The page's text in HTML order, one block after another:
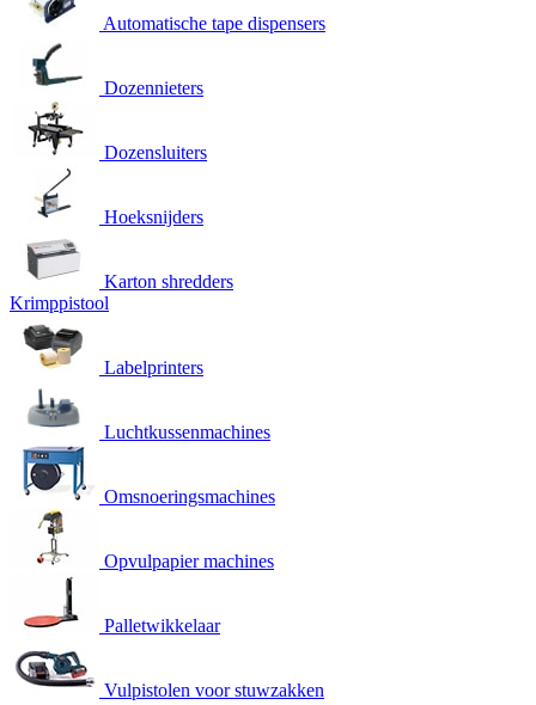
Automatische tape dispensers
Dozennieters
Dozensluiters
Hoeksnijders
Karton shredders
Krimppistool
Labelprinters
Luchtkussenmachines
Omsnoeringsmachines
Opvulpapier machines
Palletwikkelaar
Vulpistolen voor stuwzakken